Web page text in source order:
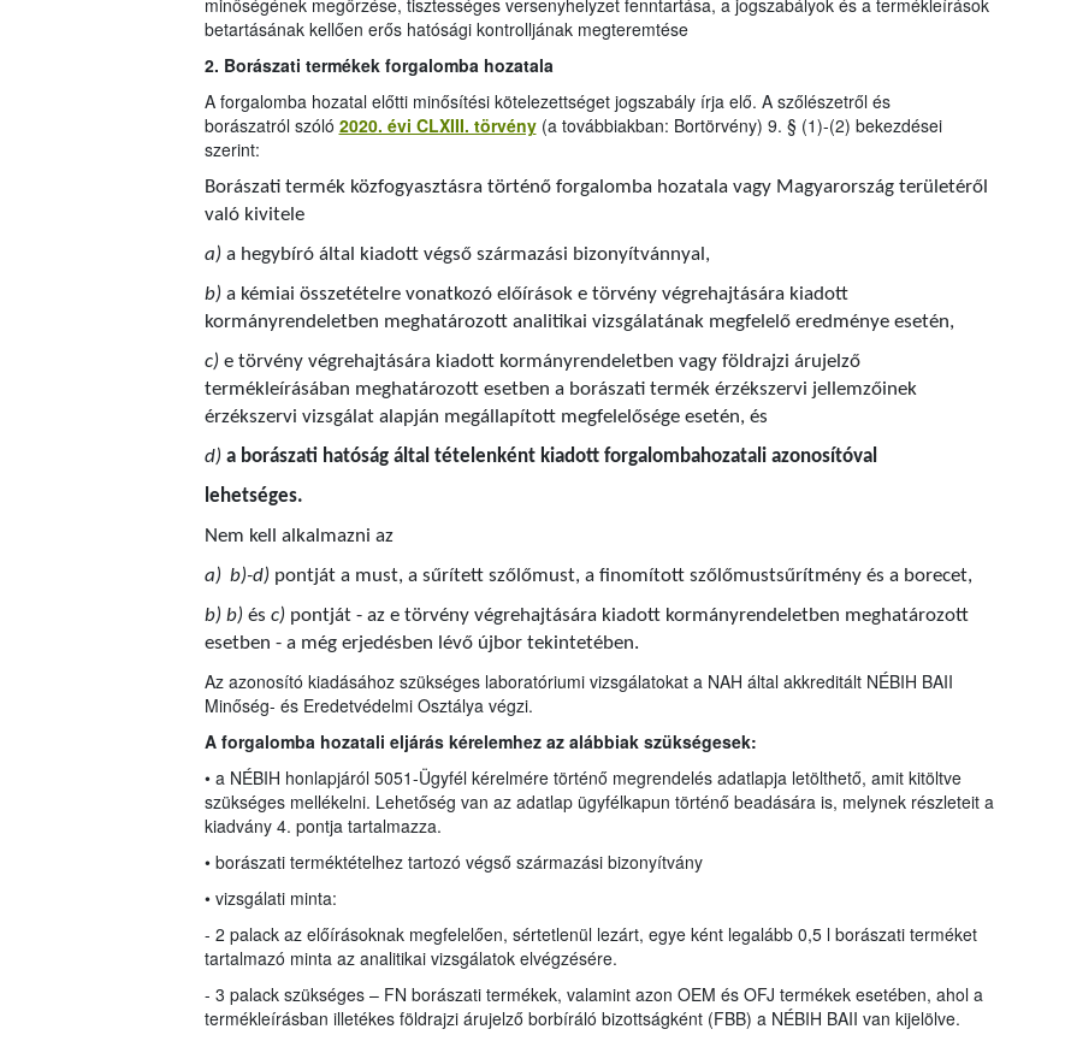
minőségének megőrzése, tisztességes versenyhelyzet fenntartása, a jogszabályok és a termékleírások
betartásának kellően erős hatósági kontrolljának megteremtése
2. Borászati termékek forgalomba hozatala
A forgalomba hozatal előtti minősítési kötelezettséget jogszabály írja elő. A szőlészetről és
borászatról szóló 2020. évi CLXIII. törvény(a továbbiakban: Bortörvény) 9. § (1)-(2) bekezdései
szerint:
Borászati termék közfogyasztásra történő forgalomba hozatala vagy Magyarország területéről
való kivitele
a) a hegybíró által kiadott végső származási bizonyítvánnyal,
b) a kémiai összetételre vonatkozó előírások e törvény végrehajtására kiadott
kormányrendeletben meghatározott analitikai vizsgálatának megfelelő eredménye esetén,
c) e törvény végrehajtására kiadott kormányrendeletben vagy földrajzi árujelző
termékleírásában meghatározott esetben a borászati termék érzékszervi jellemzőinek
érzékszervi vizsgálat alapján megállapított megfelelősége esetén, és
d) a borászati hatóság által tételenként kiadott forgalombahozatali azonosítóval
lehetséges.
Nem kell alkalmazni az
a) b)-d) pontját a must, a sűrített szőlőmust, a finomított szőlőmustsűrítmény és a borecet,
b) b) és c) pontját - az e törvény végrehajtására kiadott kormányrendeletben meghatározott
esetben - a még erjedésben lévő újbor tekintetében.
Az azonosító kiadásához szükséges laboratóriumi vizsgálatokat a NAH által akkreditált NÉBIH BAII
Minőség- és Eredetvédelmi Osztálya végzi.
A forgalomba hozatali eljárás kérelemhez az alábbiak szükségesek:
• a NÉBIH honlapjáról 5051-Ügyfél kérelmére történő megrendelés adatlapja letölthető, amit kitöltve
szükséges mellékelni. Lehetőség van az adatlap ügyfélkapun történő beadására is, melynek részleteit a
kiadvány 4. pontja tartalmazza.
• borászati terméktételhez tartozó végső származási bizonyítvány
• vizsgálati minta:
- 2 palack az előírásoknak megfelelően, sértetlenül lezárt, egye ként legalább 0,5 l borászati terméket
tartalmazó minta az analitikai vizsgálatok elvégzésére.
- 3 palack szükséges – FN borászati termékek, valamint azon OEM és OFJ termékek esetében, ahol a
termékleírásban illetékes földrajzi árujelző borbíráló bizottságként (FBB) a NÉBIH BAII van kijelölve.